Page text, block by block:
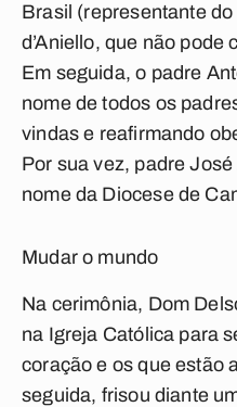
Brasil (representante
d’Aniello, que não pode
Em seguida, o padre
nome de todos os
vindas e reafirmando
Por sua vez, padre
nome da Diocese de
Mudar o mundo
Na cerimônia, Dom
na Igreja Católica para
coração e os que estão
seguida, frisou diante